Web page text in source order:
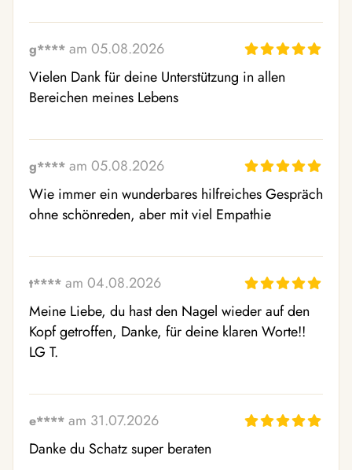
g**** am 05.08.2026
Vielen Dank für deine Unterstützung in allen
Bereichen meines Lebens
g**** am 05.08.2026
Wie immer ein wunderbares hilfreiches Gespräch
ohne schönreden, aber mit viel Empathie
t**** am 04.08.2026
Meine Liebe, du hast den Nagel wieder auf den
Kopf getroffen, Danke, für deine klaren Worte!!
LG T.
e**** am 31.07.2026
Danke du Schatz super beraten